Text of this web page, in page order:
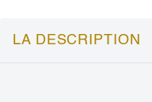
LA DESCRIPTION